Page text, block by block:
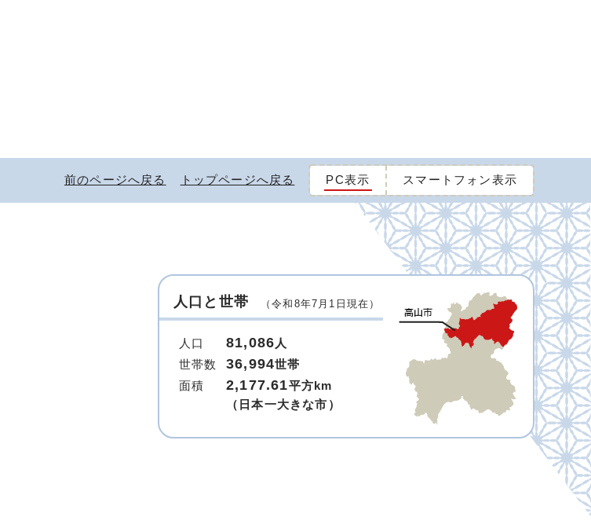
前のページへ戻る トップページへ戻る PC表示 スマートフォン表示
人口と世帯 （令和8年7月1日現在）
人口 81,086 人
世帯数
36,994世帯
面積
2,177.61平方km
（日本一大きな市）